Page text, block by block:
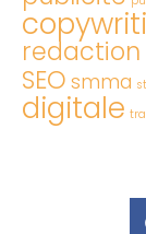
redaction
SEO smma
digitale